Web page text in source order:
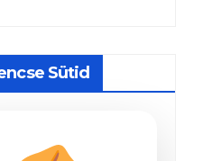
Sütid